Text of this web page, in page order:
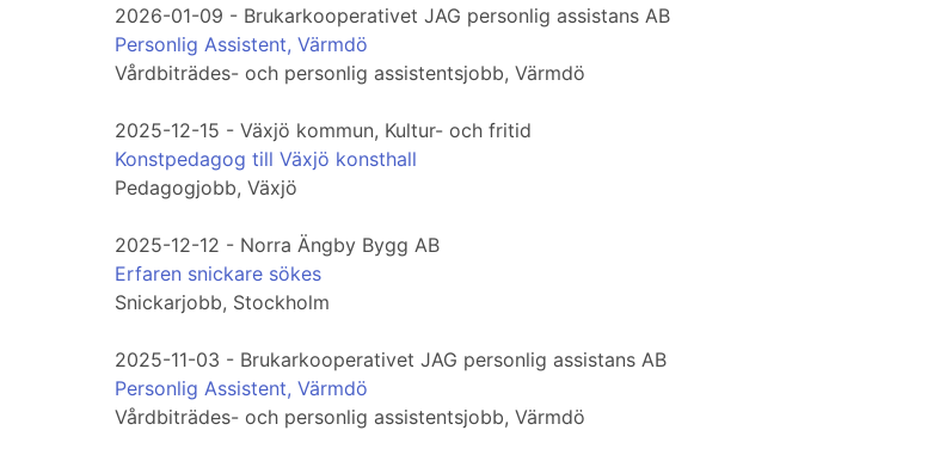
2026-01-09 - Brukarkooperativet JAG personlig assistans AB
Personlig Assistent, Värmdö
Vårdbiträdes- och personlig assistentsjobb, Värmdö
2025-12-15 - Växjö kommun, Kultur- och fritid
Konstpedagog till Växjö konsthall
Pedagogjobb, Växjö
2025-12-12 - Norra Ängby Bygg AB
Erfaren snickare sökes
Snickarjobb, Stockholm
2025-11-03 - Brukarkooperativet JAG personlig assistans AB
Personlig Assistent, Värmdö
Vårdbiträdes- och personlig assistentsjobb, Värmdö